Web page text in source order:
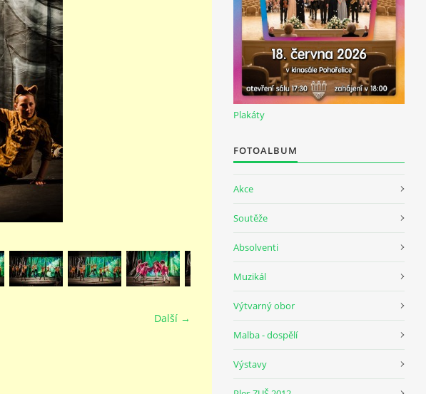
Další →
Plakáty
FOTOALBUM
Akce
Soutěže
Absolventi
Muzikál
Výtvarný obor
Malba - dospělí
Výstavy